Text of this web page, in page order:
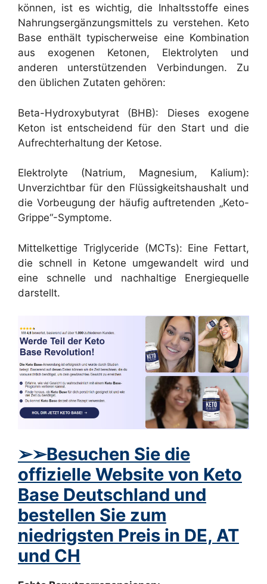
können, ist es wichtig, die Inhaltsstoffe eines
Nahrungsergänzungsmittels zu verstehen. Keto
Base enthält typischerweise eine Kombination
aus exogenen Ketonen, Elektrolyten und
anderen unterstützenden Verbindungen. Zu
den üblichen Zutaten gehören:
Beta-Hydroxybutyrat (BHB): Dieses exogene
Keton ist entscheidend für den Start und die
Aufrechterhaltung der Ketose.
Elektrolyte (Natrium, Magnesium, Kalium):
Unverzichtbar für den Flüssigkeitshaushalt und
die Vorbeugung der häufig auftretenden „Keto-
Grippe“-Symptome.
Mittelkettige Triglyceride (MCTs): Eine Fettart,
die schnell in Ketone umgewandelt wird und
eine schnelle und nachhaltige Energiequelle
darstellt.
➢➢Besuchen Sie die
offizielle Website von Keto
Base Deutschland und
bestellen Sie zum
niedrigsten Preis in DE, AT
und CH